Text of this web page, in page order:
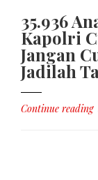
35.936
Kapolri
Jangan
Jadilah
Continue reading